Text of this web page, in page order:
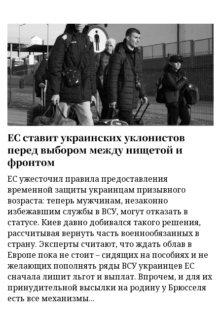
ЕС ставит украинских уклонистов
перед выбором между нищетой и
фронтом
ЕС ужесточил правила предоставления
временной защиты украинцам призывного
возраста: теперь мужчинам, незаконно
избежавшим службы в ВСУ, могут отказать в
статусе. Киев давно добивался такого решения,
рассчитывая вернуть часть военнообязанных в
страну. Эксперты считают, что ждать облав в
Европе пока не стоит – сидящих на пособиях и не
желающих пополнять ряды ВСУ украинцев ЕС
сначала лишит льгот и выплат. Впрочем, и для их
принудительной высылки на родину у Брюсселя
есть все механизмы...